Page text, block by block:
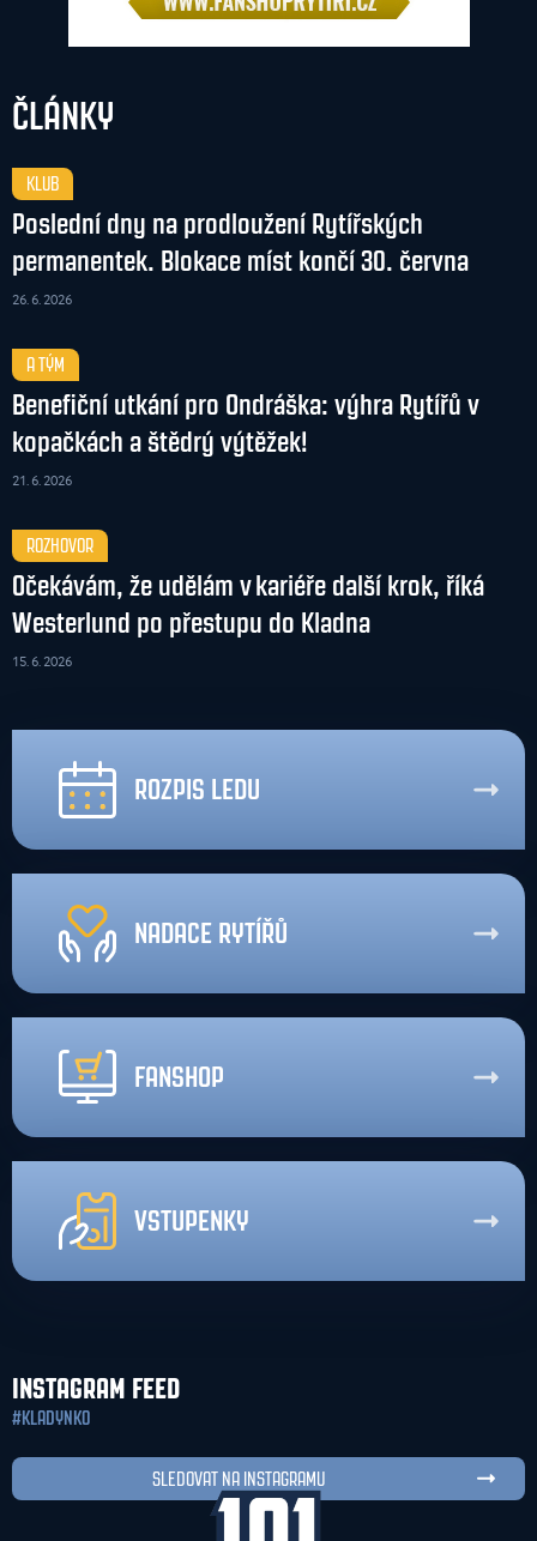
ČLÁNKY
KLUB
Poslední dny na prodloužení Rytířských
permanentek. Blokace míst končí 30. června
26. 6. 2026
A TÝM
Benefiční utkání pro Ondráška: výhra Rytířů v
kopačkách a štědrý výtěžek!
21. 6. 2026
ROZHOVOR
Očekávám, že udělám v kariéře další krok, říká
Westerlund po přestupu do Kladna
15. 6. 2026
ROZPIS LEDU
NADACE RYTÍŘŮ
FANSHOP
VSTUPENKY
INSTAGRAM FEED
#KLADYNKO
SLEDOVAT NA INSTAGRAMU